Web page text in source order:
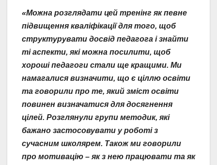
«Можна розглядати цей тренінг як певне
підвищення кваліфікації для того, щоб
структурувати досвід педагога і знайти
ті аспекти, які можна посилити, щоб
хороші педагоги стали ще кращими. Ми
намагалися визначити, що є ціллю освіти
та говорили про те, який зміст освіти
повинен визначатися для досягнення
цілей. Розглянули групи методик, які
бажано застосовувати у роботі з
сучасним школярем. Також ми говорили
про мотивацію – як з нею працювати та як